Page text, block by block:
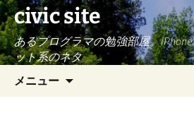
civic site
あるプログラマの勉強部屋。
ット系のネタ
メニュー